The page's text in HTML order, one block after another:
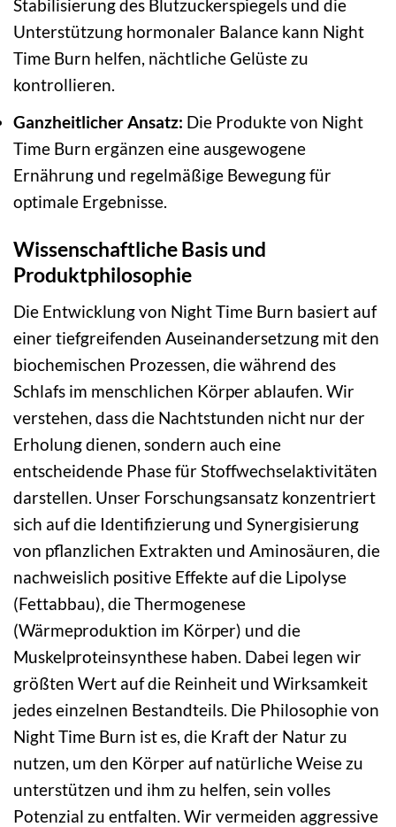
Stabilisierung des Blutzuckerspiegels und die
Unterstützung hormonaler Balance kann Night
Time Burn helfen, nächtliche Gelüste zu
kontrollieren.
Ganzheitlicher Ansatz: Die Produkte von Night
Time Burn ergänzen eine ausgewogene
Ernährung und regelmäßige Bewegung für
optimale Ergebnisse.
Wissenschaftliche Basis und
Produktphilosophie
Die Entwicklung von Night Time Burn basiert auf
einer tiefgreifenden Auseinandersetzung mit den
biochemischen Prozessen, die während des
Schlafs im menschlichen Körper ablaufen. Wir
verstehen, dass die Nachtstunden nicht nur der
Erholung dienen, sondern auch eine
entscheidende Phase für Stoffwechselaktivitäten
darstellen. Unser Forschungsansatz konzentriert
sich auf die Identifizierung und Synergisierung
von pflanzlichen Extrakten und Aminosäuren, die
nachweislich positive Effekte auf die Lipolyse
(Fettabbau), die Thermogenese
(Wärmeproduktion im Körper) und die
Muskelproteinsynthese haben. Dabei legen wir
größten Wert auf die Reinheit und Wirksamkeit
jedes einzelnen Bestandteils. Die Philosophie von
Night Time Burn ist es, die Kraft der Natur zu
nutzen, um den Körper auf natürliche Weise zu
unterstützen und ihm zu helfen, sein volles
Potenzial zu entfalten. Wir vermeiden aggressive